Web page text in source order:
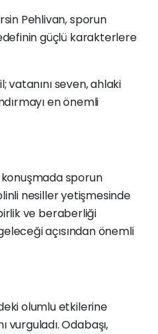
Pehlivan, sporun
güçlü karakterlere
vatanını seven, ahlaki
en önemli
konuşmada sporun
nesiller yetişmesinde
ve beraberliği
açısından önemli
olumlu etkilerine
Odabaşı,